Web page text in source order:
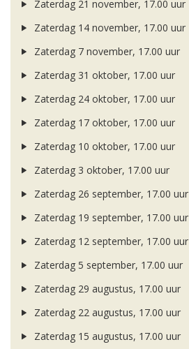
Zaterdag 21 november, 17.00 uur
Zaterdag 14 november, 17.00 uur
Zaterdag 7 november, 17.00 uur
Zaterdag 31 oktober, 17.00 uur
Zaterdag 24 oktober, 17.00 uur
Zaterdag 17 oktober, 17.00 uur
Zaterdag 10 oktober, 17.00 uur
Zaterdag 3 oktober, 17.00 uur
Zaterdag 26 september, 17.00 uur
Zaterdag 19 september, 17.00 uur
Zaterdag 12 september, 17.00 uur
Zaterdag 5 september, 17.00 uur
Zaterdag 29 augustus, 17.00 uur
Zaterdag 22 augustus, 17.00 uur
Zaterdag 15 augustus, 17.00 uur